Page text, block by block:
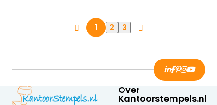
1 2 3
Over
Kantoorstempels.nl